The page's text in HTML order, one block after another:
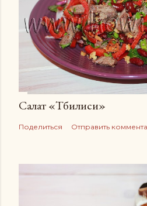
Салат «Тбилиси»
Поделиться Отправить